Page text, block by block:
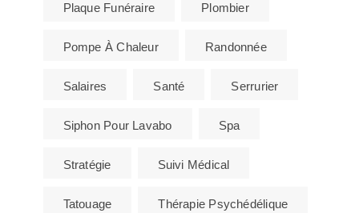
Plaque Funéraire Plombier
Pompe À Chaleur Randonnée
Salaires Santé Serrurier
Siphon Pour Lavabo Spa
Stratégie Suivi Médical
Tatouage Thérapie Psychédélique